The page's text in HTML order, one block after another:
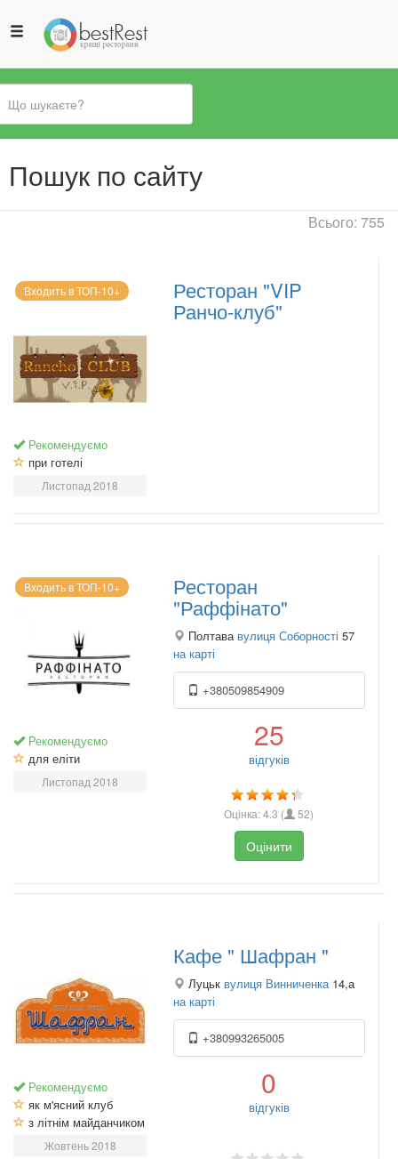
Ви
єПошук по сайту
Всього: 755
Входить в ТОП-10+
Рекомендуємо
при готелі
Листопад 2018
Ресторан "VIP
Ранчо-клуб"
Входить в ТОП-10+
Рекомендуємо
для еліти
Листопад 2018
Ресторан
"Раффінато"
Полтава вулиця Соборності 57
на карті
+380509854909
25
відгуків
Оцінка:4.3 ( 52)
Оцінити
Рекомендуємо
як м'ясний клуб
з літнім майданчиком
Жовтень 2018
Кафе " Шафран "
Луцьк вулиця Винниченка14,а
на карті
+380993265005
0
відгуків